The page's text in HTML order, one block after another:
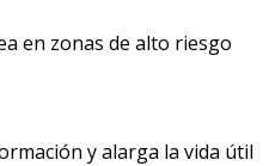
en zonas de alto riesgo
y alarga la vida útil